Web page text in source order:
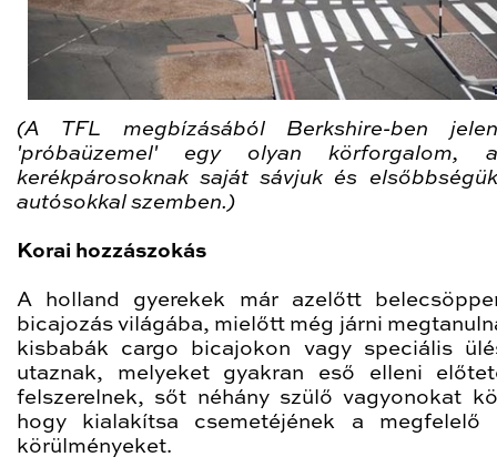
(A TFL megbízásából Berkshire-ben
'próbaüzemel' egy olyan körforgalom,
kerékpárosoknak saját sávjuk és
autósokkal szemben.)
Korai hozzászokás
A holland gyerekek már azelőtt
bicajozás világába, mielőtt még járni
kisbabák cargo bicajokon vagy speciális
utaznak, melyeket gyakran eső elleni
felszerelnek, sőt néhány szülő vagyonokat
hogy kialakítsa csemetéjének a megfelelő
körülményeket.